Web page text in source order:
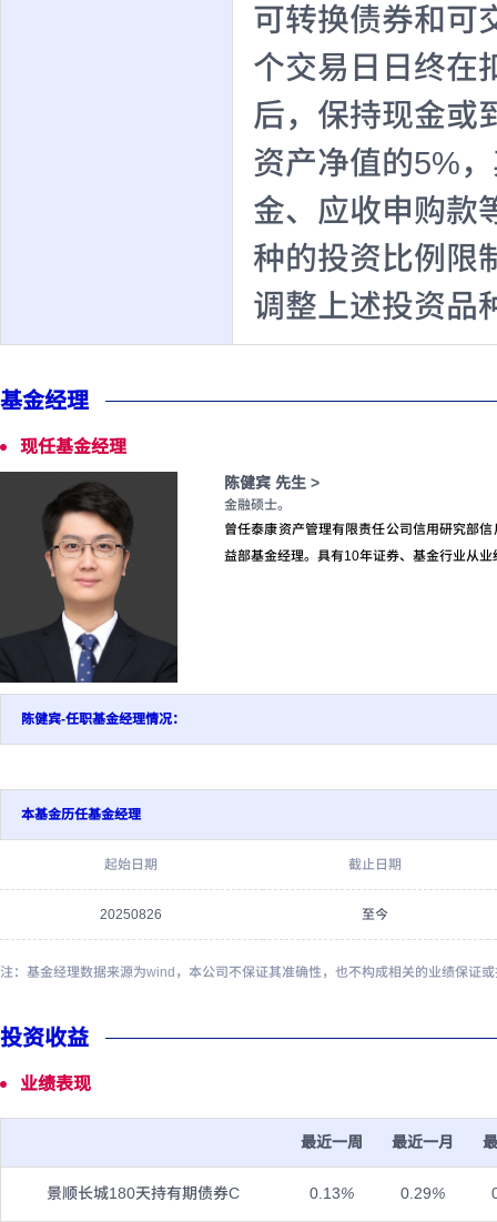
可转换债券和可
个交易日日终在
后，保持现金或
资产净值的5%
金、应收申购款
种的投资比例限
调整上述投资品
基金经理
现任基金经理
陈健宾 先生 >
金融硕士。
曾任泰康资产管理有限责任公司信用研究部
益部基金经理。具有10年证券、基金行业从业
陈健宾-任职基金经理情况：
本基金历任基金经理
起始日期 截止日期
20250826 至今
注：基金经理数据来源为wind，本公司不保证其准确性，也不构成相关的业绩保证
投资收益
业绩表现
最近一周 最近一月
景顺长城180天持有期债券C 0.13% 0.29%